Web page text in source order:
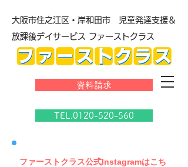
大阪市住之江区・岸和田市 児童発達支援＆
放課後デイサービス ファーストクラス
資料請求
TEL.0120-520-560
​ファーストクラス公式Instagramはこち